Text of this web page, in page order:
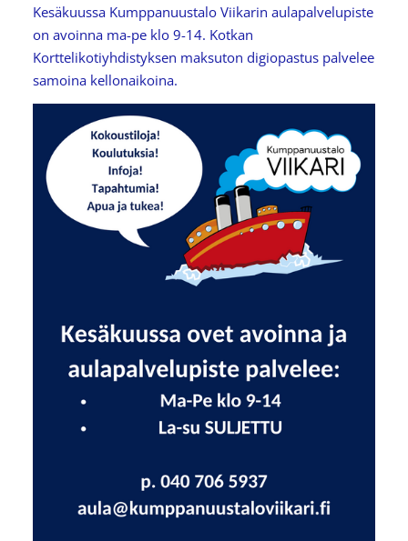
Kesäkuussa Kumppanuustalo Viikarin aulapalvelupiste
on avoinna ma-pe klo 9-14. Kotkan
Korttelikotiyhdistyksen maksuton digiopastus palvelee
samoina kellonaikoina.